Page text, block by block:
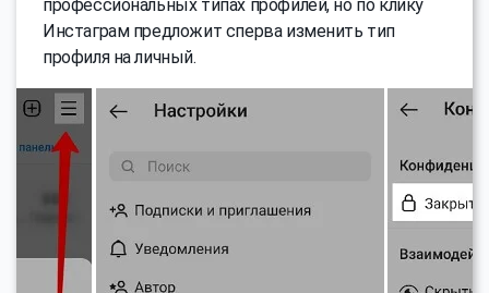
профессиональных типах профилей, но по клику
Инстаграм предложит сперва изменить тип
профиля на личный.